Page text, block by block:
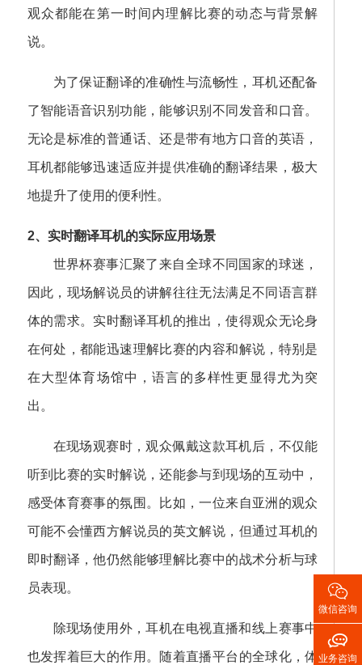
观众都能在第一时间内理解比赛的动态与背景解
说。
为了保证翻译的准确性与流畅性，耳机还配备
了智能语音识别功能，能够识别不同发音和口音。
无论是标准的普通话、还是带有地方口音的英语，
耳机都能够迅速适应并提供准确的翻译结果，极大
地提升了使用的便利性。
2、实时翻译耳机的实际应用场景
世界杯赛事汇聚了来自全球不同国家的球迷，
因此，现场解说员的讲解往往无法满足不同语言群
体的需求。实时翻译耳机的推出，使得观众无论身
在何处，都能迅速理解比赛的内容和解说，特别是
在大型体育场馆中，语言的多样性更显得尤为突
出。
在现场观赛时，观众佩戴这款耳机后，不仅能
听到比赛的实时解说，还能参与到现场的互动中，
感受体育赛事的氛围。比如，一位来自亚洲的观众
可能不会懂西方解说员的英文解说，但通过耳机的
即时翻译，他仍然能够理解比赛中的战术分析与球
员表现。
除现场使用外，耳机在电视直播和线上赛事中
也发挥着巨大的作用。随着直播平台的全球化，体

微信咨询

业务咨询